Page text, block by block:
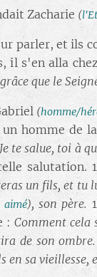
Zacharie (
parler, et ils
il s'en alla
que le
(homme/
homme de
Je te salue, toi à
salutation.
un fils, et tu
aimé), son père.
:Comment
de son
en sa